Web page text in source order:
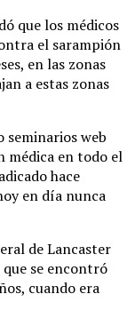
que los médicos
el sarampión
en las zonas
a estas zonas
web
médica en todo el
hace
en día nunca
de Lancaster
se encontró
cuando era